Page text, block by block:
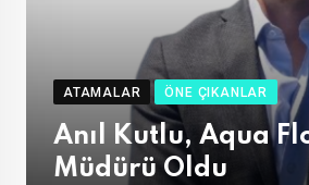
ATAMALAR ÖNE ÇIKANLAR
Anıl Kutlu, Aqua
Müdürü Oldu